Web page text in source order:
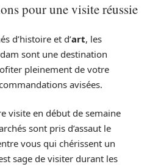
pour une visite réussie
d’histoire et d’art, les
sont une destination
pleinement de votre
avisées.
visite en début de semaine
sont pris d’assaut le
vous qui chérissent un
sage de visiter durant les